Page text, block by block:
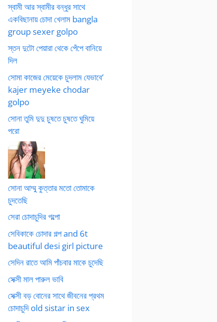
স্বামী আর স্বামীর বন্ধুর সাথে
একবিছানায় চোদা খেলাম bangla
group sexer golpo
স্তন দুটো পেয়ারা থেকে পেঁপে বানিয়ে
দিল
সোমা কাজের মেয়েকে চুদলাম যেভাবে’
kajer meyeke chodar
golpo
সোনা তুমি দুদু চুষতে চুষতে ঘুমিয়ে
পরো
সোনা আম্মু কুত্তার মতো তোমাকে
চুদতেছি
সেরা চোদাচুদির গল্পো
সেবিকাকে চোদার গল্প and 6t
beautiful desi girl picture
সেদিন রাতে আমি পাঁচবার মাকে চুদেছি
সেক্সী মাল পারুল ভাবি
সেক্সী বড় বোনের সাথে জীবনের প্রথম
চোদাচুদি old sistar in sex